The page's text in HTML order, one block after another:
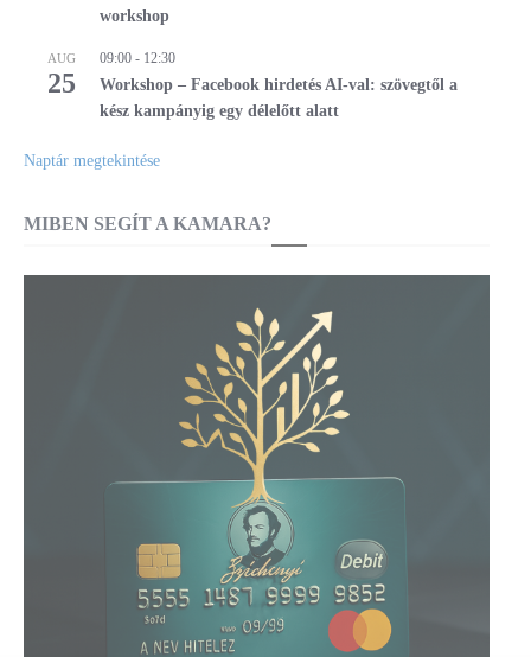
workshop
AUG
25
09:00 - 12:30
Workshop – Facebook hirdetés AI-val: szövegtől a
kész kampányig egy délelőtt alatt
Naptár megtekintése
MIBEN SEGÍT A KAMARA?